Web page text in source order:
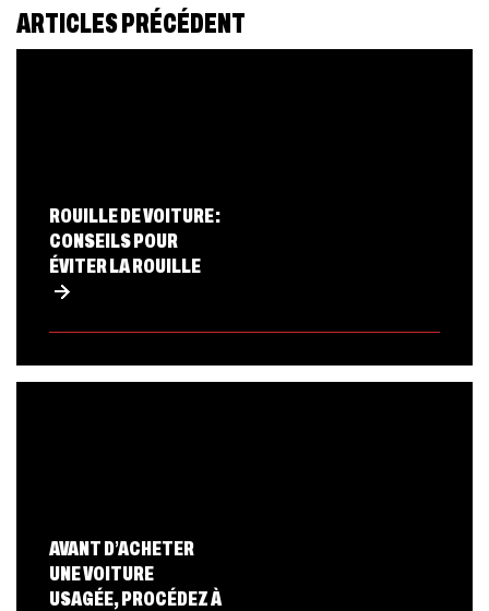
ARTICLES PRÉCÉDENT
ROUILLE DE VOITURE :
CONSEILS POUR
ÉVITER LA ROUILLE
AVANT D’ACHETER
UNE VOITURE
USAGÉE, PROCÉDEZ À